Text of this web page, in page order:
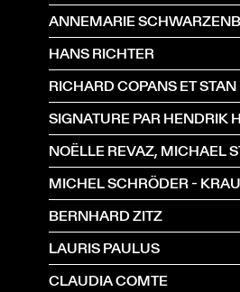
ANNEMARIE
HANS RICHTER
RICHARD COPANS ET
SIGNATURE PAR HENDRIK
MICHEL SCHRÖDER -
BERNHARD ZITZ
LAURIS PAULUS
CLAUDIA COMTE